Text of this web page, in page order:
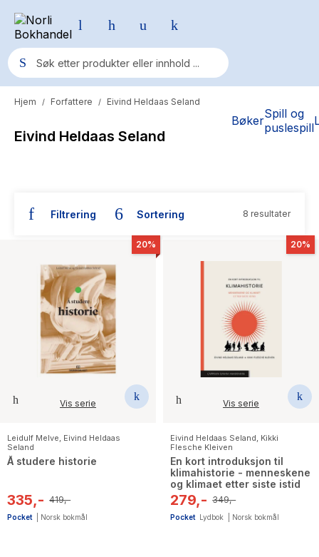
BøkerSpill og
puslespill
Populære søk
Pokemon
Yesteryear
Hitster
Hypopressiv trening
The Housemaid
Hjem / Forfattere / Eivind Heldaas Seland
Eivind Heldaas Seland
Filtrering Sortering 8 resultater
20%
Vis serie
Leidulf Melve Eivind Heldaas
Seland
Å studere historie
335,- 419,-
Pocket Norsk bokmål
20%
Vis serie
Eivind Heldaas Seland Kikki
Flesche Kleiven
En kort introduksjon til
klimahistorie - menneskene
og klimaet etter siste istid
279,- 349,-
Pocket Lydbok Norsk bokmål